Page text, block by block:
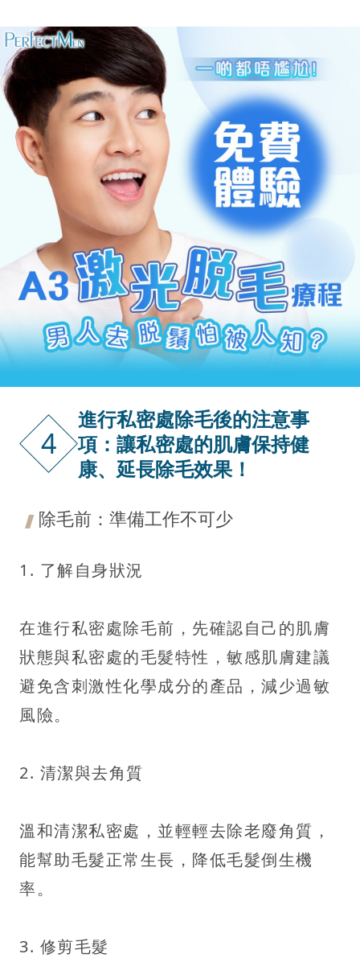
4
進行私密處除毛後的注意事
項：讓私密處的肌膚保持健
康、延長除毛效果！
除毛前：準備工作不可少
1. 了解自身狀況
在進行私密處除毛前，先確認自己的肌膚
狀態與私密處的毛髮特性，敏感肌膚建議
避免含刺激性化學成分的產品，減少過敏
風險。
2. 清潔與去角質
溫和清潔私密處，並輕輕去除老廢角質，
能幫助毛髮正常生長，降低毛髮倒生機
率。
3. 修剪毛髮